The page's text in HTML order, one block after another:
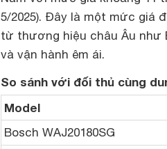
5/2025). Đây là một mức giá
từ thương hiệu châu Âu như
và vận hành êm ái.
So sánh với đối thủ cùng
Model
Bosch WAJ20180SG